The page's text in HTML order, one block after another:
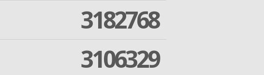
3182768
3106329